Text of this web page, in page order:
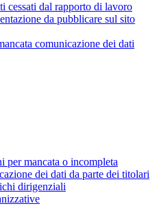
cessati dal rapporto di lavoro
da pubblicare sul sito
comunicazione dei dati
per mancata o incompleta
dei dati da parte dei titolari
dirigenziali